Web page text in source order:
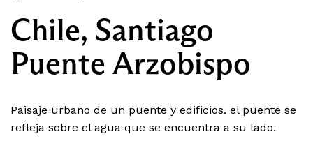
Chile, Santiago
Puente Arzobispo
Paisaje urbano de un puente y edificios. el puente se
refleja sobre el agua que se encuentra a su lado.